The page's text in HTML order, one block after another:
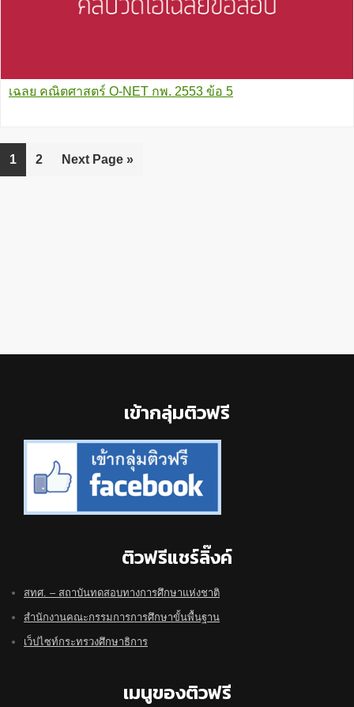
เฉลย คณิตศาสตร์ O-NET กพ. 2553 ข้อ 5
Go
to
1
Go
2
Go
Next Page »
เข้ากลุ่มติวฟรี
ติวฟรีแชร์ลิ๊งค์
สทศ. – สถาบันทดสอบทางการศึกษาแห่งชาติ
สำนักงานคณะกรรมการการศึกษาขั้นพื้นฐาน
เว็ปไซท์กระทรวงศึกษาธิการ
เมนูของติวฟรี